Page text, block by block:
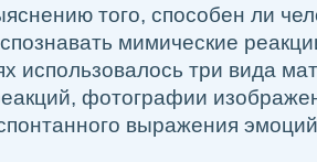
того, способен ли
мимические
использовалось три вида
фотографии
выражения